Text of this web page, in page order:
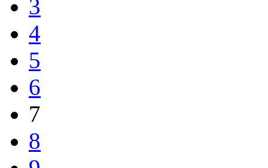
3
4
5
6
7
8